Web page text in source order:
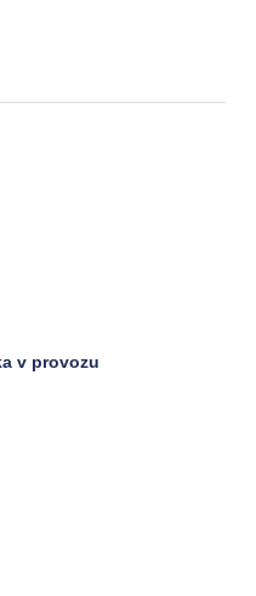
v provozu